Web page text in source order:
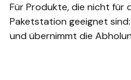
Für Produkte, die nicht für
Paketstation geeignet
und übernimmt die